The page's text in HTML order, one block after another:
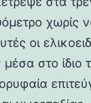
χωρίς
οι
στο ίδιο